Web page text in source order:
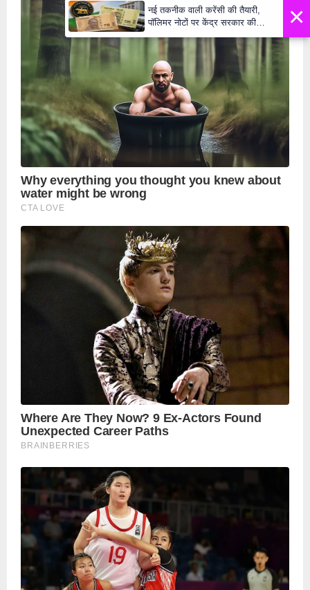
×
नई तकनीक वाली करेंसी की तैयारी,
पॉलिमर नोटों पर केंद्र सरकार की
₹10 और ₹20 के नोट - Daily Lok
Manch PM Modi U